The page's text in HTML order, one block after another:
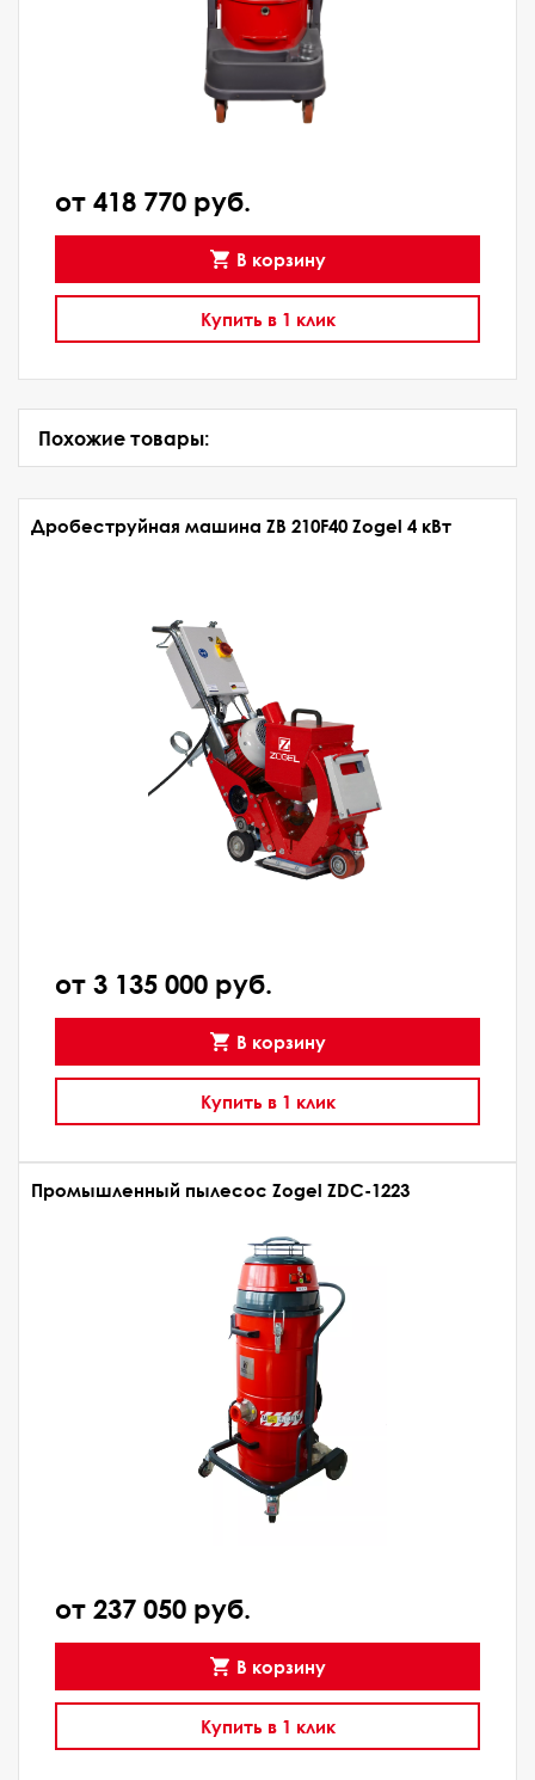
от 418 770 руб.
В корзину
Купить в 1 клик
Похожие товары:
Дробеструйная машина ZB 210F40 Zogel 4 кВт
от 3 135 000 руб.
В корзину
Купить в 1 клик
Промышленный пылесос Zogel ZDC-1223
от 237 050 руб.
В корзину
Купить в 1 клик